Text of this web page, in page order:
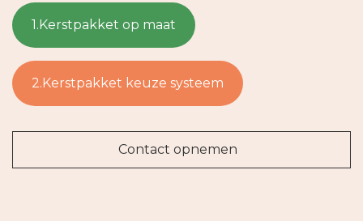
1.Kerstpakket op maat
2.Kerstpakket keuze systeem
Contact opnemen